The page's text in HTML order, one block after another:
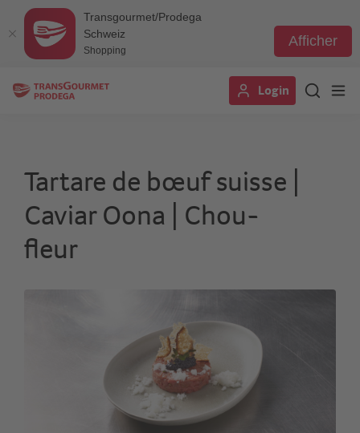
Transgourmet/Prodega
Schweiz
Shopping
Afficher
Login
Tartare de bœuf suisse |
Caviar Oona | Chou-
fleur